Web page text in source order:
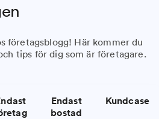
företagsblogg! Här kommer du
tips för dig som är företagare.
Endast
bostad
Kundcase